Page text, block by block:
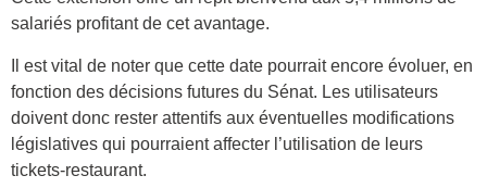
salariés profitant de cet avantage.
Il est vital de noter que cette date pourrait encore évoluer, en
fonction des décisions futures du Sénat. Les utilisateurs
doivent donc rester attentifs aux éventuelles modifications
législatives qui pourraient affecter l’utilisation de leurs
tickets-restaurant.